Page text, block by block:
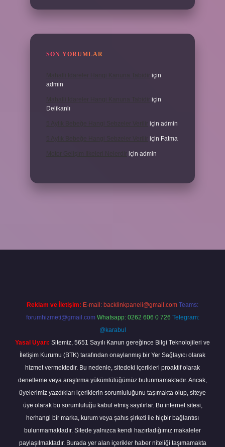
SON YORUMLAR
için
admin
için
Delikanlı
için admin
için Fatma
için admin
Reklam ve İletişim: E-mail: backlinkpaneli@gmail.com Teams:
forumhizmeti@gmail.com Whatsapp: 0262 606 0 726 Telegram:
@karabul
Yasal Uyarı: Sitemiz, 5651 Sayılı Kanun gereğince Bilgi Teknolojileri ve
İletişim Kurumu (BTK) tarafından onaylanmış bir Yer Sağlayıcı olarak
hizmet vermektedir. Bu nedenle, sitedeki içerikleri proaktif olarak
denetleme veya araştırma yükümlülüğümüz bulunmamaktadır. Ancak,
üyelerimiz yazdıkları içeriklerin sorumluluğunu taşımakta olup, siteye
üye olarak bu sorumluluğu kabul etmiş sayılırlar. Bu internet sitesi,
herhangi bir marka, kurum veya şahıs şirketi ile hiçbir bağlantısı
bulunmamaktadır. Sitede yalnızca kendi hazırladığımız makaleler
paylaşılmaktadır. Burada yer alan içerikler haber niteliği taşımamakta